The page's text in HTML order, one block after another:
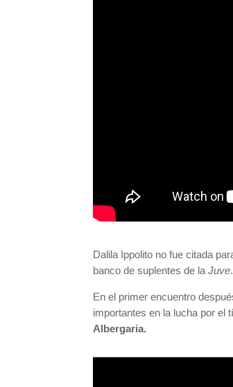
Dalila Ippolito no fue citada
banco de suplentes de laJuve.
En el primer encuentro
importantes en la lucha por el
Albergaria.